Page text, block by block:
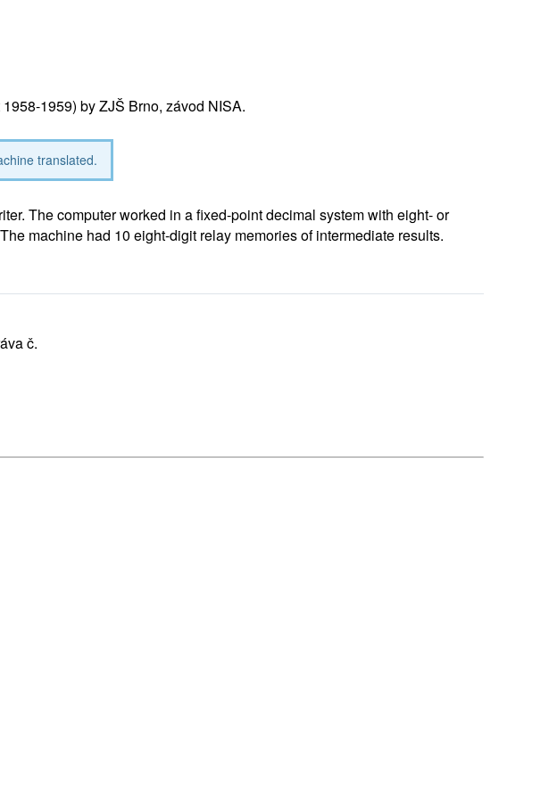
1959) byZJŠ Brno, závod NISA.
translated.
The computer worked in a fixed-point decimal system with eight- or
machine had 10 eight-digit relay memories of intermediate results.
č.